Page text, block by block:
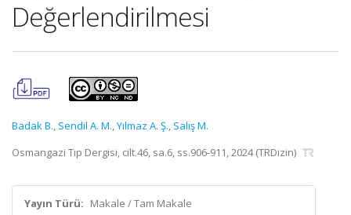
Değerlendirilmesi
Badak B., Sendil A. M.,Yılmaz A. Ş., Salış M.
Osmangazi Tıp Dergisi, cilt.46, sa.6, ss.906-911, 2024 (TRDizin)
Yayın Türü: Makale / Tam Makale